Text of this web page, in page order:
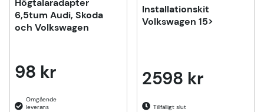
Högtalaradapter
6,5tum Audi, Skoda
och Volkswagen
98 kr
Installationskit
Volkswagen 15>
2598 kr
Tillfälligt slut